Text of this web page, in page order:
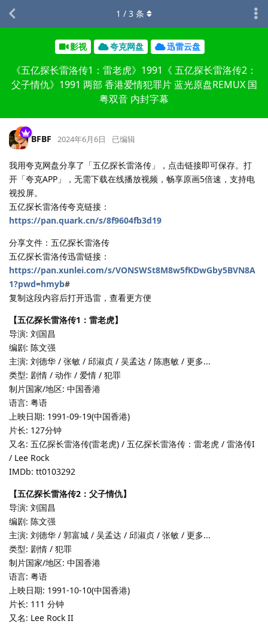
影视 夸克网盘 迅雷云盘
《五亿探长雷洛传1：雷老虎》1991《 五亿探长雷洛传2：
父子情仇》1991 两部 香港爱情犯罪片 蓝光原盘REMUX 国
粤双音 内封字幕
1 / 3 条
BFBF 2024年6月6日 已编辑
我用夸克网盘分享了「五亿探长雷洛传」，点击链接即可保存。打
开「夸克APP」，无需下载在线播放视频，畅享原画5倍速，支持电
视投屏。
五亿探长雷洛传夸克链接：
https://pan.quark.cn/s/8f9604fb3d19
分享文件：五亿探长雷洛传
五亿探长雷洛传迅雷链接：
https://pan.xunlei.com/s/VONSWSt8M8w5fKDwGby5BVN8A
1?pwd=hmyb#
复制这段内容后打开迅雷，查看更方便
【五亿探长雷洛传1：雷老虎】
导演: 刘国昌
编剧: 陈文强
主演: 刘德华 / 张敏 / 邱淑贞 / 吴孟达 / 陈惠敏 / 更多...
类型: 剧情 / 动作 / 爱情 / 犯罪
制片国家/地区: 中国香港
语言: 粤语
上映日期: 1991-09-19(中国香港)
片长: 127分钟
又名: 五亿探长雷洛传(雷老虎) / 五亿探长雷洛传：雷老虎 / 雷洛传I
/ Lee Rock
IMDb: tt0103292
【五亿探长雷洛传2：父子情仇】
导演: 刘国昌
编剧: 陈文强
主演: 刘德华 / 郭富城 / 吴孟达 / 邱淑贞 / 张敏 / 更多...
类型: 剧情 / 犯罪
制片国家/地区: 中国香港
语言: 粤语
上映日期: 1991-10-10(中国香港)
片长: 111 分钟
又名: Lee Rock II